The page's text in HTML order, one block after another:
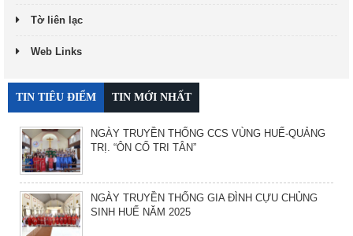
Tờ liên lạc
Web Links
TIN TIÊU ĐIỂM TIN MỚI NHẤT
NGÀY TRUYỀN THỐNG CCS VÙNG HUẾ-QUẢNG
TRỊ. “ÔN CỐ TRI TÂN”
NGÀY TRUYỀN THỐNG GIA ĐÌNH CỰU CHỦNG
SINH HUẾ NĂM 2025